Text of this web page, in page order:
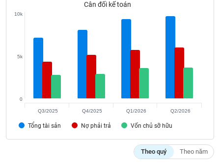
Cân đối kế toán
Tổng tài sản Nợ phải trả Vốn chủ sỡ hữu
0
5k
10k
Q3/2025 Q4/2025 Q1/2026 Q2/2026
Theo quý Theo năm
Sách